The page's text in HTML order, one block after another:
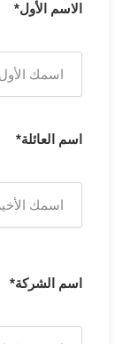
الاسم الأول*
اسم العائلة*
اسم الشركة*